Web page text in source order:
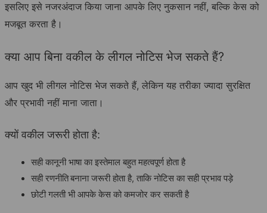
इसलिए इसे नजरअंदाज किया जाना आपके लिए नुकसान नहीं, बल्कि केस को
मजबूत करता है।
क्या आप बिना वकील के लीगल नोटिस भेज सकते हैं?
आप खुद भी लीगल नोटिस भेज सकते हैं, लेकिन यह तरीका ज्यादा सुरक्षित
और प्रभावी नहीं माना जाता।
क्यों वकील जरूरी होता है:
सही कानूनी भाषा का इस्तेमाल बहुत महत्वपूर्ण होता है
सही रणनीतिबनाना जरूरी होता है, ताकि नोटिस का सही प्रभाव पड़े
छोटी गलती भी आपके केस को कमजोर कर सकती है